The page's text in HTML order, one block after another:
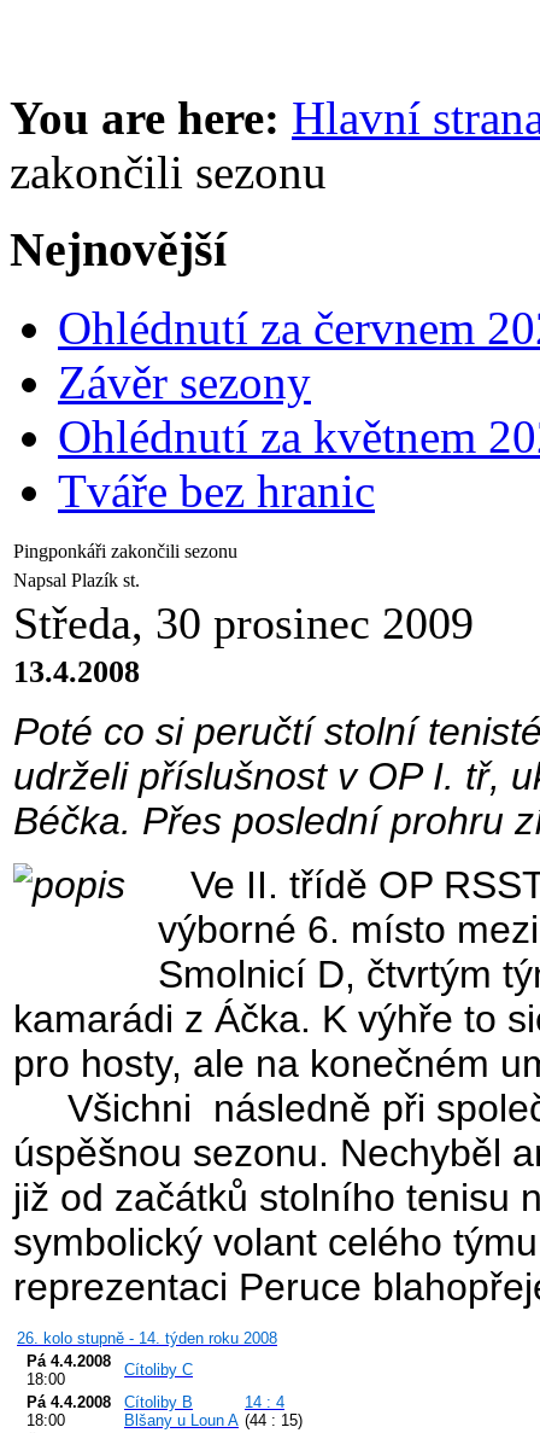
You are here: Hlavní
zakončili sezonu
Nejnovější
Ohlédnutí za červnem
Závěr sezony
Ohlédnutí za květnem
Tváře bez hranic
Pingponkáři zakončili sezonu
Napsal Plazík st.
Středa, 30 prosinec 2009
13.4.2008
Poté co si peručtí stolní
udrželi příslušnost v OP I. tř,
Béčka. Přes poslední prohru
Ve II. třídě OP
výborné 6. místo
Smolnicí D, čtvrtým
kamarádi z Áčka. K výhře to
pro hosty, ale na konečném
Všichni následně při
úspěšnou sezonu. Nechyběl
již od začátků stolního tenisu
symbolický volant celého
reprezentaci Peruce
26. kolo stupně - 14. týden roku 2008
Pá 4.4.2008
18:00
Cítoliby C
Pá 4.4.2008
18:00
Cítoliby B
Blšany u Loun A
14 : 4
(44 : 15)